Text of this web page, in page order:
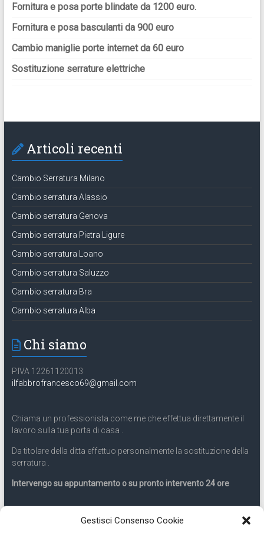
Gestisci Consenso Cookie
Fornitura e posa porte blindate da 1200 euro.
Fornitura e posa basculanti da 900 euro
Cambio maniglie porte internet da 60 euro
Sostituzione serrature elettriche
Articoli recenti
Cambio Serratura Milano
Cambio serratura Alassio
Cambio serratura Genova
Cambio serratura Pietra Ligure
Cambio serratura Loano
Cambio serratura Saluzzo
Cambio serratura Bra
Cambio serratura Alba
Chi siamo
P.IVA 12261120013
ilfabbrofrancesco69@gmail.com
Chiama un professionista come me che effettua direttamente il
lavoro sulla tua porta di casa .
Da titolare della ditta effettuo personalmente la sostituzione della
serratura .
Intervengo su appuntamento o su pronto intervento 24 ore
Servizio 24 ore